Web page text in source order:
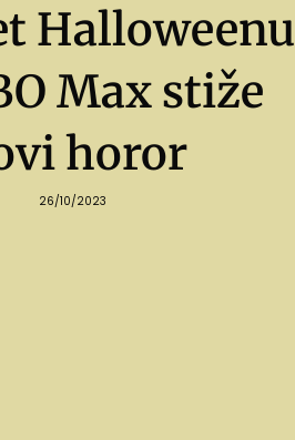
Halloweenu
Max stiže
horor
26/10/2023